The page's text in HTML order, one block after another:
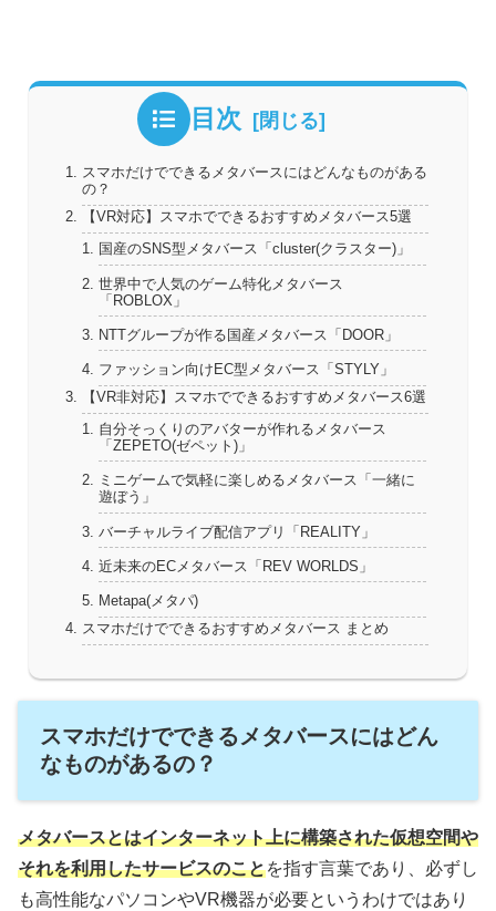
目次
スマホだけでできるメタバースにはどんなものがある
の？
【VR対応】スマホでできるおすすめメタバース5選
国産のSNS型メタバース「cluster(クラスター)」
世界中で人気のゲーム特化メタバース
「ROBLOX」
NTTグループが作る国産メタバース「DOOR」
ファッション向けEC型メタバース「STYLY」
【VR非対応】スマホでできるおすすめメタバース6選
自分そっくりのアバターが作れるメタバース
「ZEPETO(ゼペット)」
ミニゲームで気軽に楽しめるメタバース「一緒に
遊ぼう」
バーチャルライブ配信アプリ「REALITY」
近未来のECメタバース「REV WORLDS」
Metapa(メタパ)
スマホだけでできるおすすめメタバース まとめ
スマホだけでできるメタバースにはどん
なものがあるの？
メタバースとはインターネット上に構築された仮想空間や
それを利用したサービスのことを指す言葉であり、必ずし
も高性能なパソコンやVR機器が必要というわけではあり